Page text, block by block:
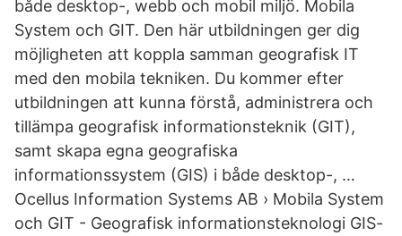
både desktop-, webb och mobil miljö. Mobila
System och GIT. Den här utbildningen ger dig
möjligheten att koppla samman geografisk IT
med den mobila tekniken. Du kommer efter
utbildningen att kunna förstå, administrera och
tillämpa geografisk informationsteknik (GIT),
samt skapa egna geografiska
informationssystem (GIS) i både desktop-, …
Ocellus Information Systems AB › Mobila System
och GIT - Geografisk informationsteknologi GIS-